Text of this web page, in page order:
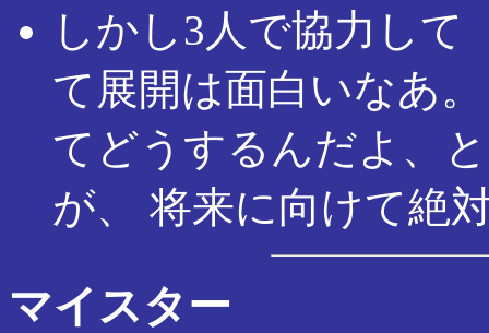
しかし3人で協力して
て展開は面白いなあ
てどうするんだよ、
が、 将来に向けて絶
マイスター